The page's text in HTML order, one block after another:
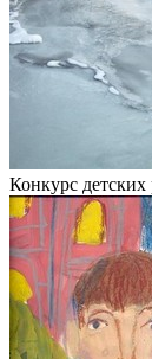
Конкурс детских